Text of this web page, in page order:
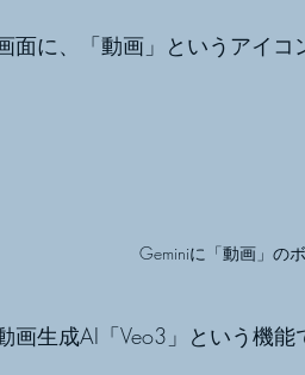
面に、「動画」というアイコ
Geminiに「動画」の
画生成AI「Veo3」という機能